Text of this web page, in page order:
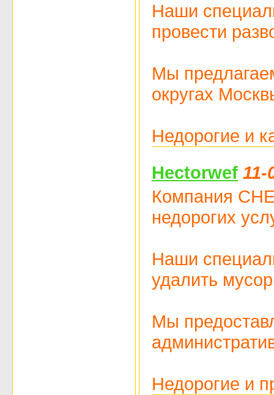
Наши
провести
Мы
округах
Недорогие и
Hectorwef 11-
Компания
недорогих
Наши
удалить
Мы
Недорогие и